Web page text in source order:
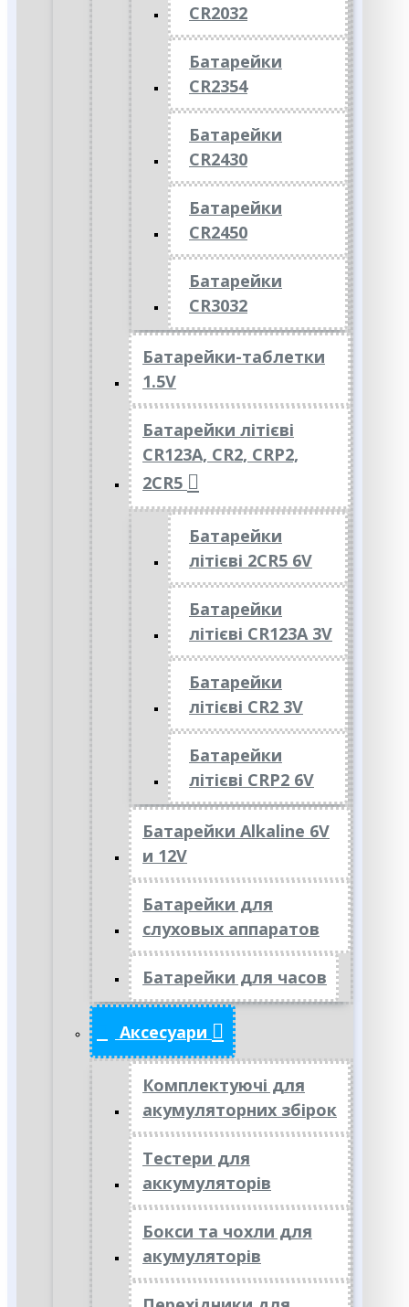
CR2032
Батарейки
CR2354
Батарейки
CR2430
Батарейки
CR2450
Батарейки
CR3032
Батарейки-таблетки
1.5V
Батарейки літієві
CR123A, CR2, CRP2,
2CR5
Батарейки
літієві 2CR5 6V
Батарейки
літієві CR123A 3V
Батарейки
літієві CR2 3V
Батарейки
літієві CRP2 6V
Батарейки Alkaline 6V
и 12V
Батарейки для
слуховых аппаратов
Батарейки для часов
Аксесуари
Комплектуючі для
акумуляторних збірок
Тестери для
аккумуляторів
Бокси та чохли для
акумуляторів